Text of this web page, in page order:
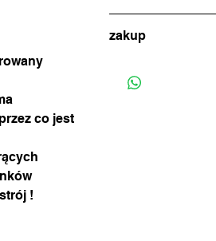
co jest
!
ręcznie, w letniej
zakup
poprzez czat